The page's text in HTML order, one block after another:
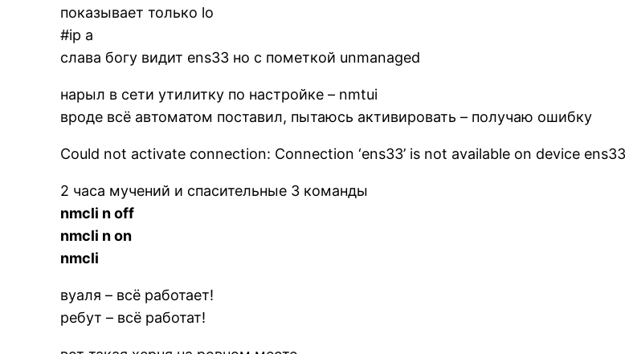
показывает только lo
#ip a
слава богу видит ens33 но с пометкой unmanaged
нарыл в сети утилитку по настройке – nmtui
вроде всё автоматом поставил, пытаюсь активировать – получаю ошибку
Could not activate connection: Connection ‘ens33’ is not available on device
2 часа мучений и спасительные 3 команды
nmcli n off
nmcli n on
nmcli
вуаля – всё работает!
ребут – всё работат!